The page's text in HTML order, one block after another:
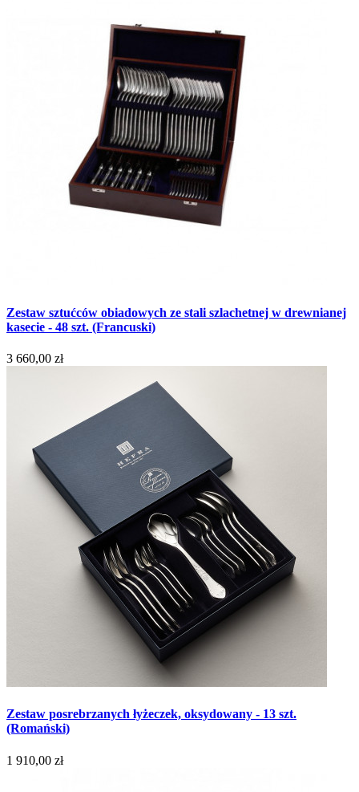
Zestaw sztućców obiadowych ze stali szlachetnej w drewnianej
kasecie - 48 szt. (Francuski)
3 660,00 zł
Zestaw posrebrzanych łyżeczek, oksydowany - 13 szt.
(Romański)
1 910,00 zł